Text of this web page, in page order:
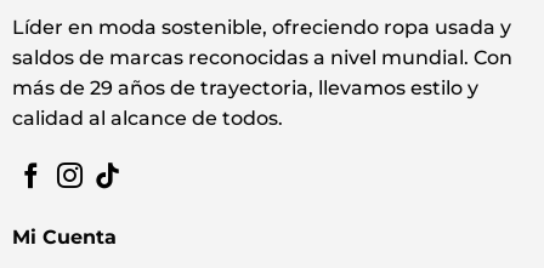
Líder en moda sostenible, ofreciendo ropa usada y
saldos de marcas reconocidas a nivel mundial. Con
más de 29 años de trayectoria, llevamos estilo y
calidad al alcance de todos.
Mi Cuenta